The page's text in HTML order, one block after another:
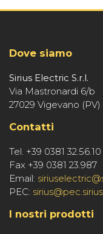
Dove siamo
Sirius Electric S.r.l.
Via Mastronardi 6/b
27029 Vigevano
Contatti
Tel. +39 0381 32.56.10
Fax +39 0381 23.987
Email:
PEC:
I nostri prodotti